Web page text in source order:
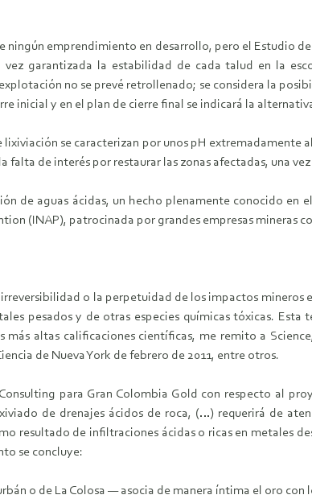
ningún emprendimiento en desarrollo, pero el Estudio
garantizada la estabilidad de cada talud en la
no se prevé retrollenado; se considera la
inicial y en el plan de cierre final se indicará la
se caracterizan por unos pH extremadamente
falta de interés por restaurar las zonas afectadas, una
de aguas ácidas, un hecho plenamente conocido en
(INAP), patrocinada por grandes empresas mineras
o la perpetuidad de los impactos
pesados y de otras especies químicas tóxicas. Esta
altas calificaciones científicas, me remito a
de Nueva York de febrero de 2011, entre otros.
para Gran Colombia Gold con respecto al
de drenajes ácidos de roca, (…) requerirá de
resultado de infiltraciones ácidas o ricas en metales
se concluye:
o de La Colosa — asocia de manera íntima el oro con